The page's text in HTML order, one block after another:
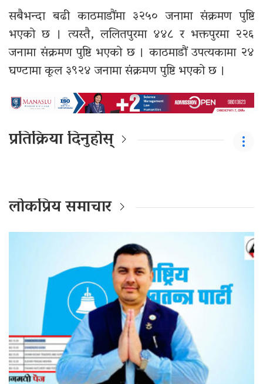
सबैभन्दा बढी काठमाडौंमा ३२५० जनामा संक्रमण पुष्टि
भएको छ । त्यस्तै, ललितपुरमा ४४८ र भक्तपुरमा २२६
जनामा संक्रमण पुष्टि भएको छ । काठमाडौं उपत्यकामा २४
घण्टामा कूल ३९२४ जनामा संक्रमण पुष्टि भएको छ ।
प्रतिक्रिया दिनुहोस्
लोकप्रिय समाचार